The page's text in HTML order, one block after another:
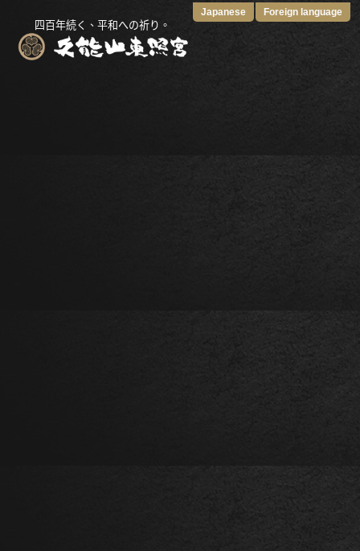
四百年続く、平和への祈り。
Japanese Foreign language